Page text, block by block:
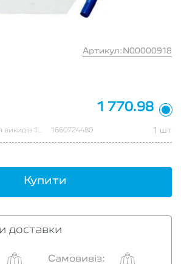
Артикул:N00000918
1 770.98
Рідина для зменшення викидів 10 л Add Blue 1660724480 1 шт
Купити
доставки
Самовивіз: